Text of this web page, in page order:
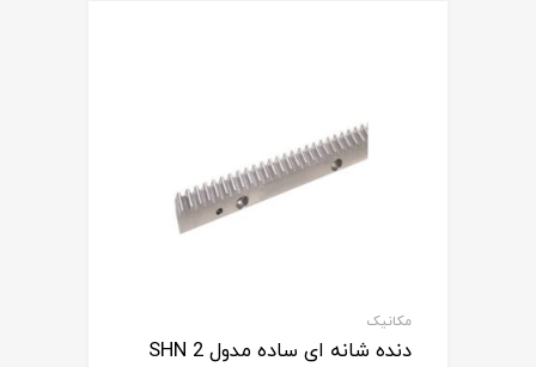
مکانیک
دنده شانه ای ساده مدول 2 SHN